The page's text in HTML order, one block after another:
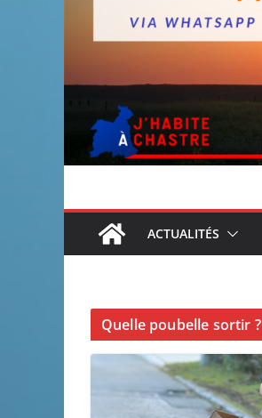
ACTUALITÉS
Quelle poubelle sortir ?